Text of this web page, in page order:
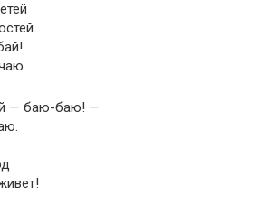
— баю-баю! —